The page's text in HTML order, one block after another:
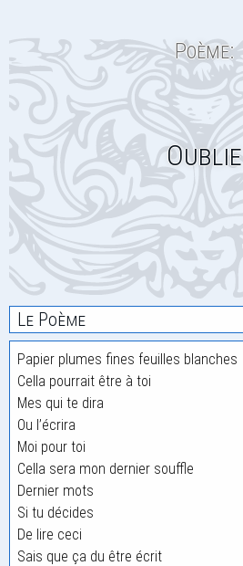
Poème:
Oublie
Le Poème
Papier plumes fines feuilles blanches
Cella pourrait être à toi
Mes qui te dira
Ou l’écrira
Moi pour toi
Cella sera mon dernier souffle
Dernier mots
Si tu décides
De lire ceci
Sais que ça du être écrit